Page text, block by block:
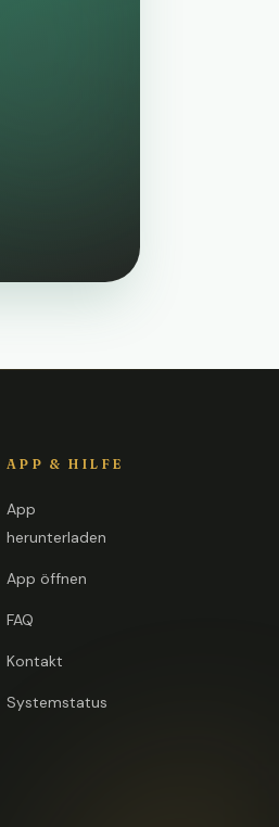
APP & HILFE
App
herunterladen
App öffnen
FAQ
Kontakt
Systemstatus